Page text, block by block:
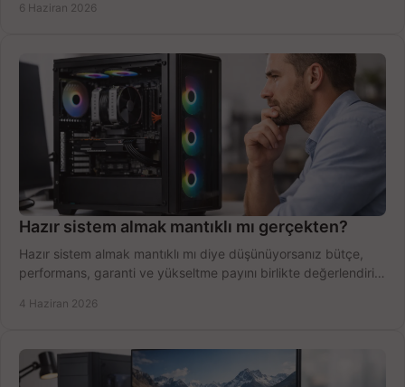
6 Haziran 2026
Hazır sistem almak mantıklı mı gerçekten?
Hazır sistem almak mantıklı mı diye düşünüyorsanız bütçe,
performans, garanti ve yükseltme payını birlikte değerlendirin,
4 Haziran 2026